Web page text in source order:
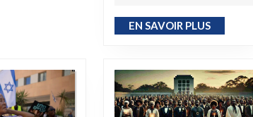
EN SAVOIR PLUSEN SAVOIR PLUS